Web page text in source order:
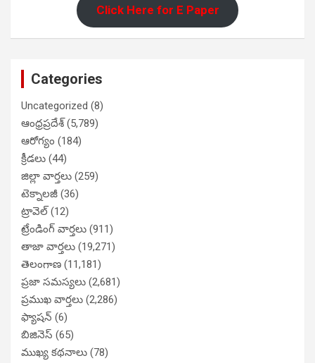
Click Here for E Paper
Categories
Uncategorized (8)
ఆంధ్రప్రదేశ్(5,789)
ఆరోగ్యం (184)
క్రీడలు (44)
జిల్లా వార్తలు (259)
టెక్నాలజీ (36)
ట్రావెల్(12)
ట్రేండింగ్ వార్తలు (911)
తాజా వార్తలు (19,271)
తెలంగాణ (11,181)
ప్రజా సమస్యలు (2,681)
ప్రముఖ వార్తలు (2,286)
ఫ్యాషన్ (6)
బిజినెస్ (65)
ముఖ్య కథనాలు (78)